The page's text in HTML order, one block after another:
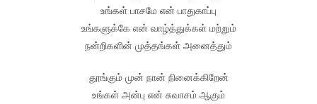
உங்கள் பாசமே என் பாதுகாப்பு
உங்களுக்கே என் வாழ்த்துக்கள் மற்றும்
நன்றிகளின் முத்தங்கள் அனைத்தும்
தூங்கும் முன் நான் நினைக்கிறேன்
உங்கள் அன்பு என் சுவாசம் ஆகும்